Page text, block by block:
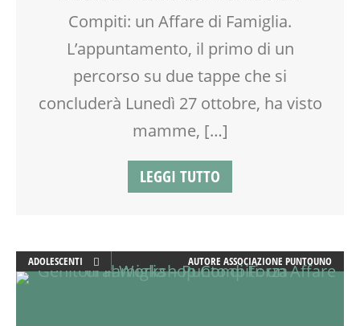
SOCIALIZZAZIONE
TEMPO LIBERO
VIA FARUFFINI
Compiti: un Affare di Famiglia.
L’appuntamento, il primo di un
percorso su due tappe che si
concluderà Lunedì 27 ottobre, ha visto
mamme, […]
LEGGI TUTTO
ADOLESCENTI
ADULTI
AUTORE ASSOCIAZIONE PUNTOUNO